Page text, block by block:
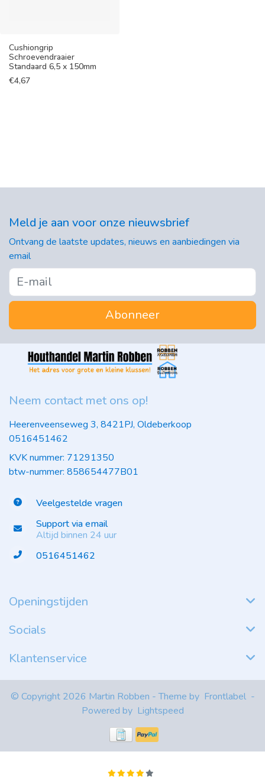
Cushiongrip
Schroevendraaier
Standaard 6,5 x 150mm
€4,67
Meld je aan voor onze nieuwsbrief
Ontvang de laatste updates, nieuws en aanbiedingen via
email
Abonneer
Neem contact met ons op!
Heerenveenseweg 3, 8421PJ, Oldeberkoop
0516451462
KVK nummer: 71291350
btw-nummer: 858654477B01
Veelgestelde vragen
Support via email
Altijd binnen 24 uur
0516451462
Openingstijden
Socials
Klantenservice
© Copyright 2026 Martin Robben - Theme by Frontlabel -
Powered by Lightspeed